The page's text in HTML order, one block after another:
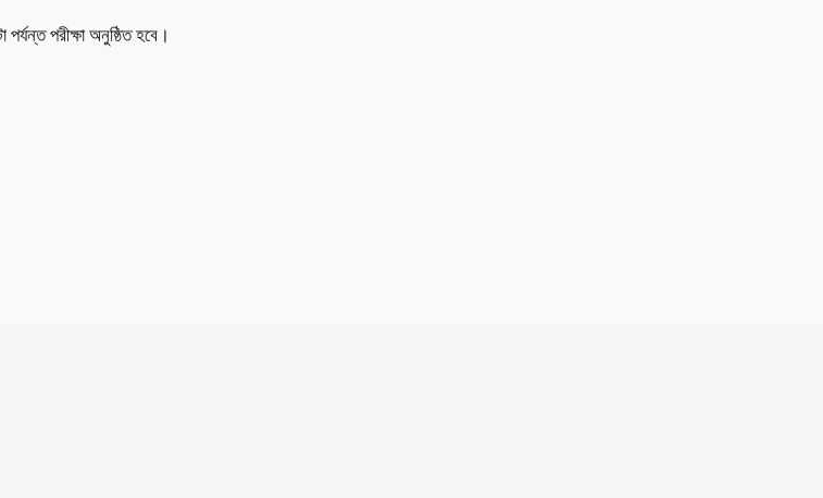
পরীক্ষা অনুষ্ঠিত হবে।